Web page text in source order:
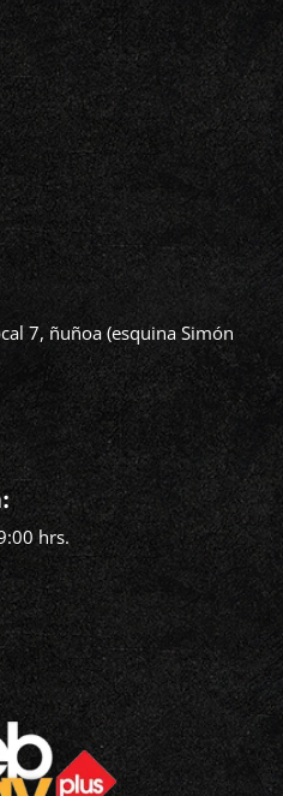
7, ñuñoa (esquina Simón
hrs.